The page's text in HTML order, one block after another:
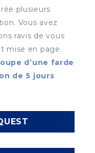
plusieurs
Vous avez
ravis de vous
mise en page.
d’une farde
de 5 jours